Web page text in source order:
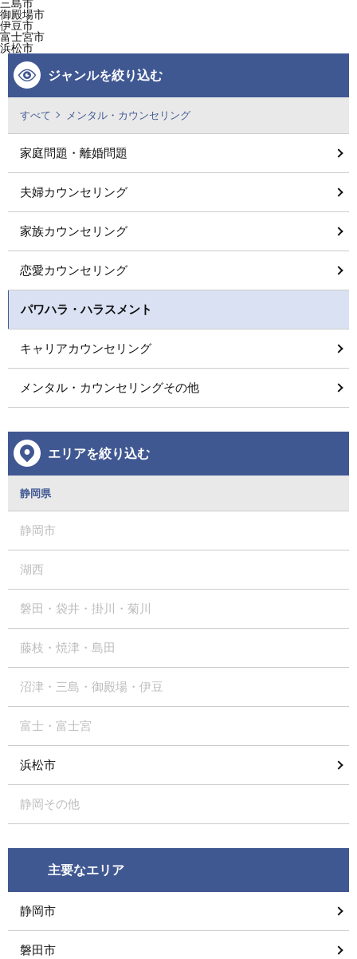
三島市
御殿場市
伊豆市
富士宮市
浜松市
ジャンルを絞り込む
すべて メンタル・カウンセリング
家庭問題・離婚問題
夫婦カウンセリング
家族カウンセリング
恋愛カウンセリング
パワハラ・ハラスメント
キャリアカウンセリング
メンタル・カウンセリングその他
エリアを絞り込む
静岡県
静岡市
湖西
磐田・袋井・掛川・菊川
藤枝・焼津・島田
沼津・三島・御殿場・伊豆
富士・富士宮
浜松市
静岡その他
主要なエリア
静岡市
磐田市